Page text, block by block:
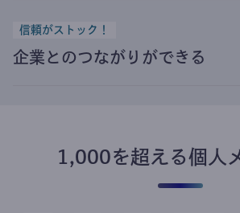
信頼がストック！
企業とのつながりができる
1,000を超える個人